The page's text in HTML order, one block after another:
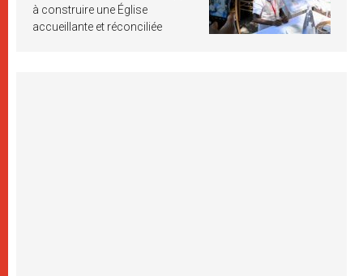
à construire une Église
accueillante et réconciliée